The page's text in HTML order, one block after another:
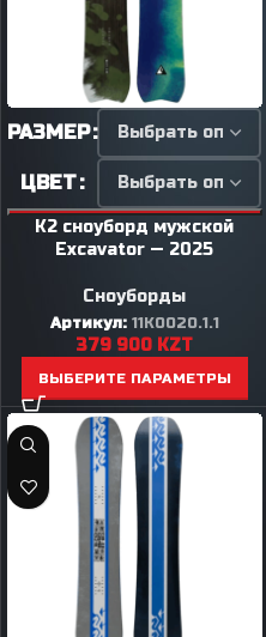
РАЗМЕР
ЦВЕТ
K2 сноуборд мужской
Excavator — 2025
Сноуборды
Артикул: 11K0020.1.1
379 900 KZT
ВЫБЕРИТЕ ПАРАМЕТРЫ